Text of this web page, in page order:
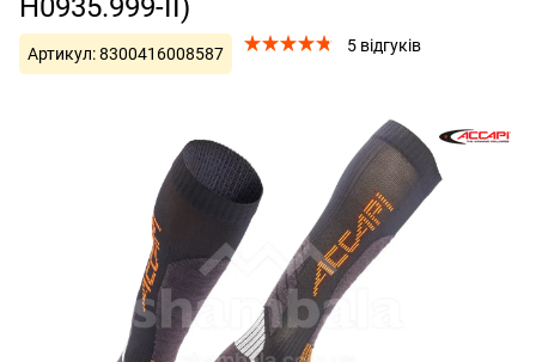
H0935.999-II)
Артикул:8300416008587 5 відгуків